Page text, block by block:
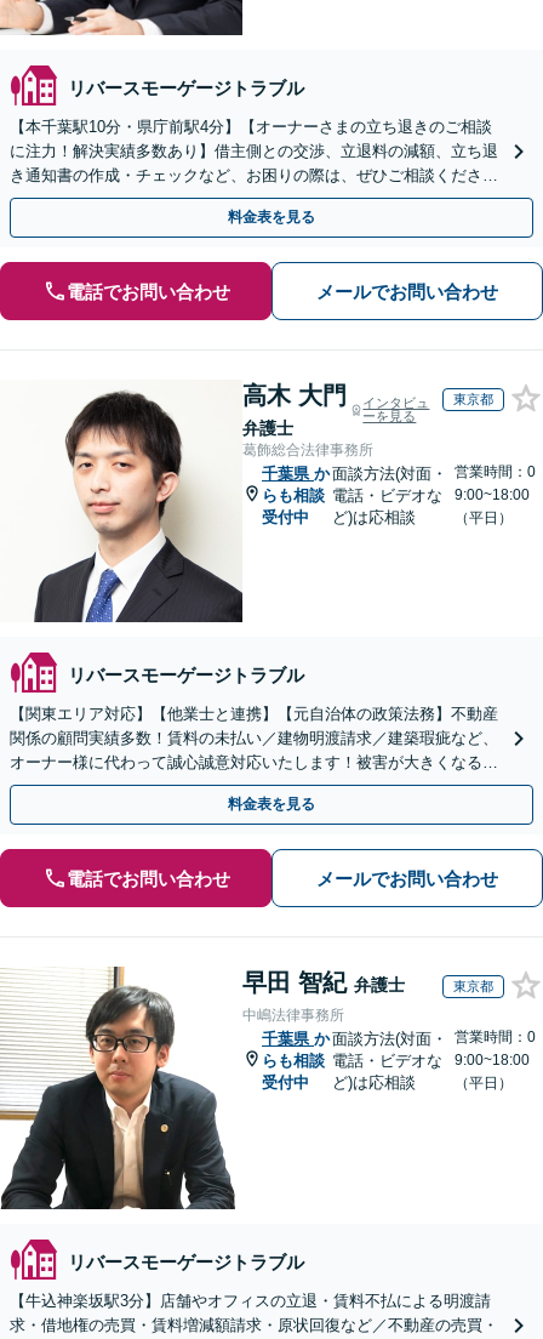
リバースモーゲージトラブル
【本千葉駅10分・県庁前駅4分】【オーナーさまの立ち退きのご相談
に注力！解決実績多数あり】借主側との交渉、立退料の減額、立ち退
き通知書の作成・チェックなど、お困りの際は、ぜひご相談くださ
い。【初回面談30分無料】【電話相談可】
料金表を見る
電話でお問い合わせ メールでお問い合わせ
高木 大門
弁護士
インタビュ
ーを見る
東京都
葛飾総合法律事務所
千葉県 か
らも相談
受付中
面談方法(対面・
電話・ビデオな
ど)は応相談
営業時間：0
9:00~18:00
（平日）
リバースモーゲージトラブル
【関東エリア対応】【他業士と連携】【元自治体の政策法務】不動産
関係の顧問実績多数！賃料の未払い／建物明渡請求／建築瑕疵など、
オーナー様に代わって誠心誠意対応いたします！被害が大きくなる前
にご相談ください【初回来所相談30分無料】
料金表を見る
電話でお問い合わせ メールでお問い合わせ
早田 智紀 弁護士 東京都
中嶋法律事務所
千葉県 か
らも相談
受付中
面談方法(対面・
電話・ビデオな
ど)は応相談
営業時間：0
9:00~18:00
（平日）
リバースモーゲージトラブル
【牛込神楽坂駅3分】店舗やオフィスの立退・賃料不払による明渡請
求・借地権の売買・賃料増減額請求・原状回復など／不動産の売買・